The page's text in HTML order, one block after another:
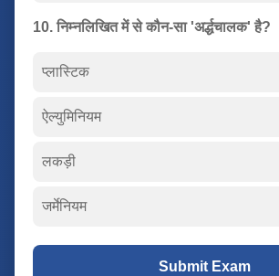
10. निम्नलिखित में से कौन-सा 'अर्द्धचालक' है?
प्लास्टिक
ऐल्युमिनियम
लकड़ी
जर्मेनियम
Submit Exam